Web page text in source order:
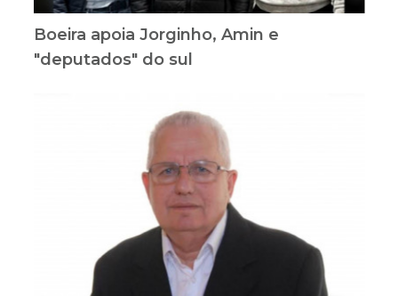
Boeira apoia Jorginho, Amin e
"deputados" do sul